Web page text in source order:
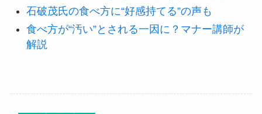
石破茂氏の食べ方に“好感持てる”の声も
食べ方が“汚い”とされる一因に？マナー講師が
解説